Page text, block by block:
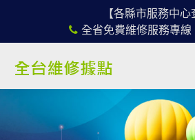
【各縣市服務中心
全省免費維修服務專線